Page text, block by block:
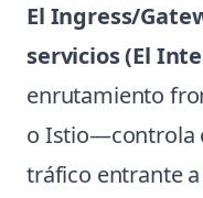
El Ingress/
servicios (El
enrutamiento
o Istio—controla
tráfico entrante